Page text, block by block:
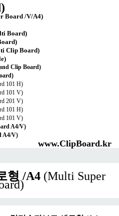
Board /V/A4)
Board)
Board)
Clip Board)
101 H)
101 V)
201 V)
101 H)
101 V)
A4/V)
A4/V)
www.ClipBoard.kr
형 /A4 (Multi Super